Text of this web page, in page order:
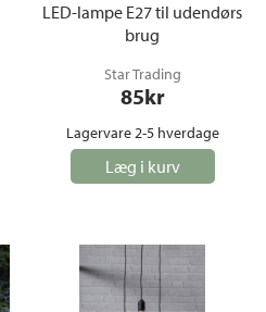
LED-lampe E27 til udendørs
brug
Star Trading
85kr
Lagervare 2-5 hverdage
Læg i kurv